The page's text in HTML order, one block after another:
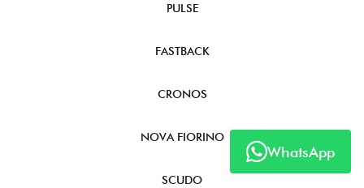
WhatsApp
PULSE
FASTBACK
CRONOS
NOVA FIORINO
SCUDO